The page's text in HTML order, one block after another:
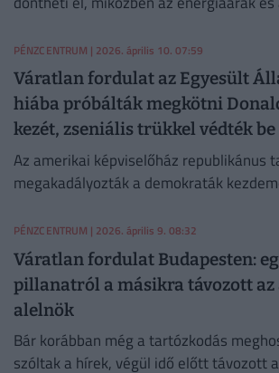
PÉNZCENTRUM | 2026. április 10. 07:59
Váratlan fordulat az Egyesült
hiába próbálták megkötni
kezét, zseniális trükkel védték be
Az amerikai képviselőház republikánus
megakadályozták a demokraták
jogköreit korlátozta volna.
PÉNZCENTRUM | 2026. április 9. 08:32
Váratlan fordulat Budapesten:
pillanatról a másikra távozott
alelnök
Bár korábban még a tartózkodás
szóltak a hírek, végül idő előtt távozott